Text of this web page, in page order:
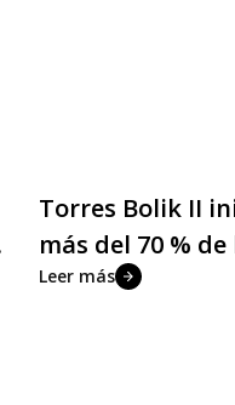
Torres Bolik II
más del 70 %
Leer más